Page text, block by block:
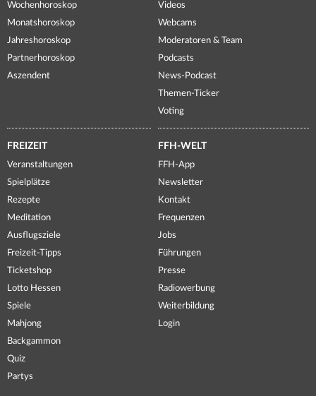
Wochenhoroskop
Monatshoroskop
Jahreshoroskop
Partnerhoroskop
Aszendent
Videos
Webcams
Moderatoren & Team
Podcasts
News-Podcast
Themen-Ticker
Voting
FREIZEIT
Veranstaltungen
Spielplätze
Rezepte
Meditation
Ausflugsziele
Freizeit-Tipps
Ticketshop
Lotto Hessen
Spiele
Mahjong
Backgammon
Quiz
Partys
FFH-WELT
FFH-App
Newsletter
Kontakt
Frequenzen
Jobs
Führungen
Presse
Radiowerbung
Weiterbildung
Login